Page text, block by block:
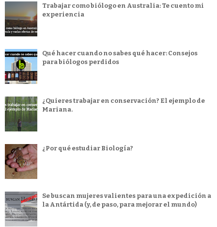
Trabajar como biólogo en Australia: Te cuento mi
experiencia
Qué hacer cuando no sabes qué hacer: Consejos
para biólogos perdidos
¿Quieres trabajar en conservación? El ejemplo de
Mariana.
¿Por qué estudiar Biología?
Se buscan mujeres valientes para una expedición a
la Antártida (y, de paso, para mejorar el mundo)